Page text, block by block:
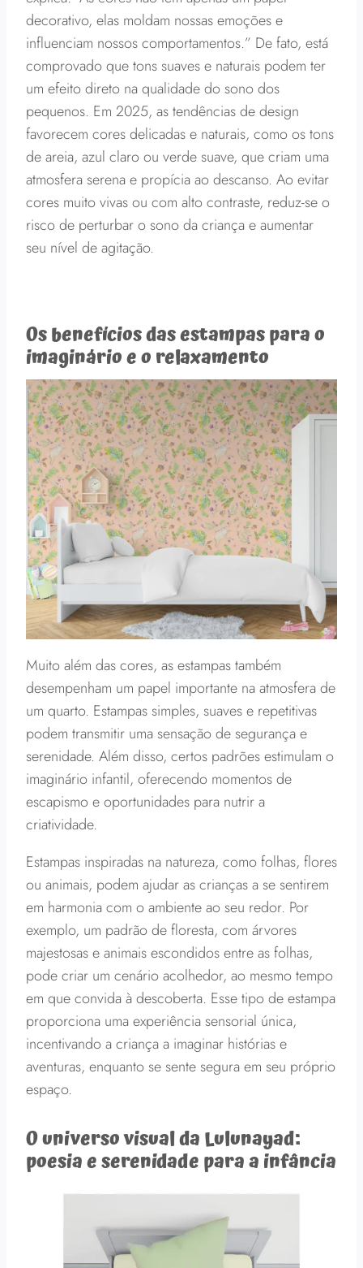
decorativo, elas moldam nossas emoções e
influenciam nossos comportamentos.” De fato, está
comprovado que tons suaves e naturais podem ter
um efeito direto na qualidade do sono dos
pequenos. Em 2025, as tendências de design
favorecem cores delicadas e naturais, como os tons
de areia, azul claro ou verde suave, que criam uma
atmosfera serena e propícia ao descanso. Ao evitar
cores muito vivas ou com alto contraste, reduz-se o
risco de perturbar o sono da criança e aumentar
seu nível de agitação.
Os benefícios das estampas para o
imaginário e o relaxamento
Muito além das cores, as estampas também
desempenham um papel importante na atmosfera de
um quarto. Estampas simples, suaves e repetitivas
podem transmitir uma sensação de segurança e
serenidade. Além disso, certos padrões estimulam o
imaginário infantil, oferecendo momentos de
escapismo e oportunidades para nutrir a
criatividade.
Estampas inspiradas na natureza, como folhas, flores
ou animais, podem ajudar as crianças a se sentirem
em harmonia com o ambiente ao seu redor. Por
exemplo, um padrão de floresta, com árvores
majestosas e animais escondidos entre as folhas,
pode criar um cenário acolhedor, ao mesmo tempo
em que convida à descoberta. Esse tipo de estampa
proporciona uma experiência sensorial única,
incentivando a criança a imaginar histórias e
aventuras, enquanto se sente segura em seu próprio
espaço.
O universo visual da Lulunayad:
poesia e serenidade para a infância